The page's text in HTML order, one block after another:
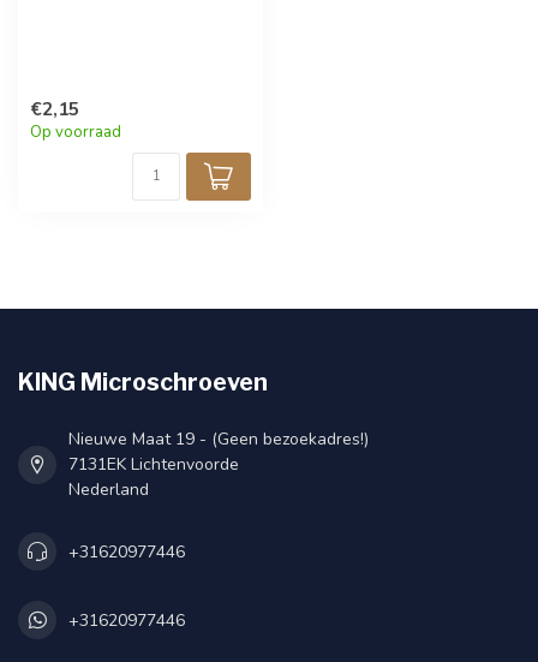
€2,15
Op voorraad
KING Microschroeven
Nieuwe Maat 19 - (Geen bezoekadres!)
7131EK Lichtenvoorde
Nederland
+31620977446
+31620977446